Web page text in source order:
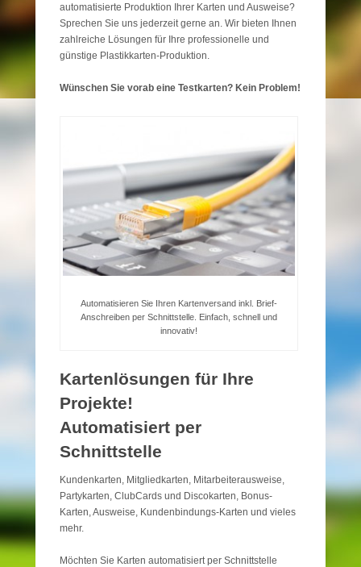
automatisierte Produktion Ihrer Karten und Ausweise?
Sprechen Sie uns jederzeit gerne an. Wir bieten Ihnen
zahlreiche Lösungen für Ihre professionelle und
günstige Plastikkarten-Produktion.
Wünschen Sie vorab eine Testkarten? Kein Problem!
Automatisieren Sie Ihren Kartenversand inkl. Brief-
Anschreiben per Schnittstelle. Einfach, schnell und
innovativ!
Kartenlösungen für Ihre
Projekte!
Automatisiert per
Schnittstelle
Kundenkarten, Mitgliedkarten, Mitarbeiterausweise,
Partykarten, ClubCards und Discokarten, Bonus-
Karten, Ausweise, Kundenbindungs-Karten und vieles
mehr.
Möchten Sie Karten automatisiert per Schnittstelle